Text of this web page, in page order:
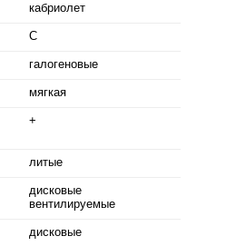
кабриолет
C
галогеновые
мягкая
+
литые
дисковые
вентилируемые
дисковые